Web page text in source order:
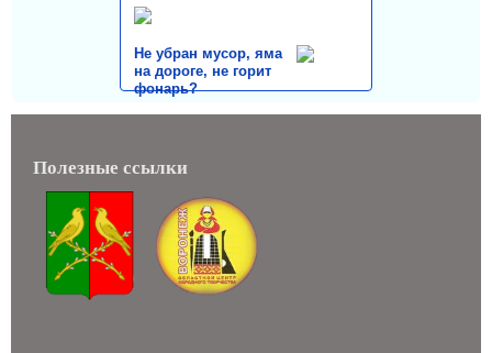
Не убран мусор, яма
на дороге, не горит
фонарь?
Полезные ссылки